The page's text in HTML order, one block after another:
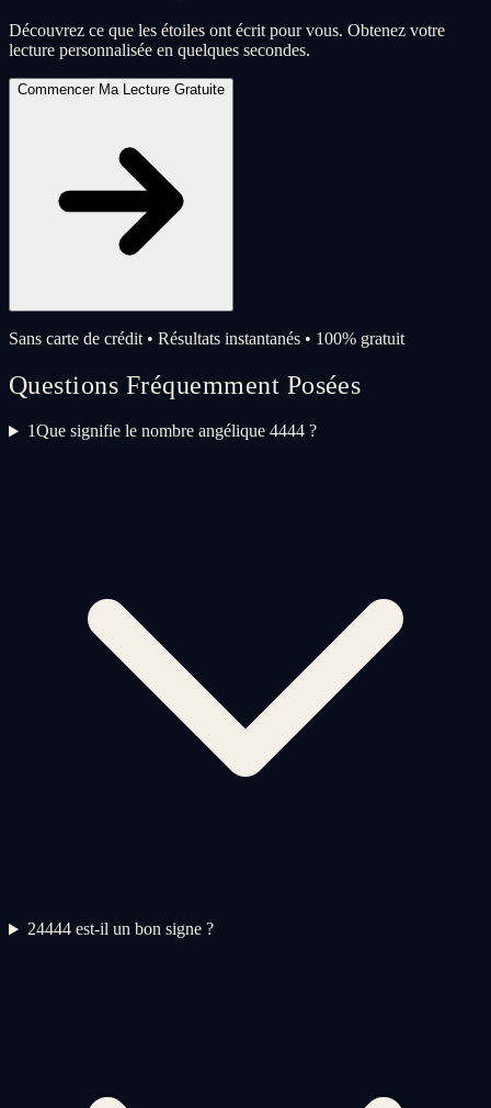
Découvrez ce que les étoiles ont écrit pour vous. Obtenez votre
lecture personnalisée en quelques secondes.
Commencer Ma Lecture Gratuite
Sans carte de crédit • Résultats instantanés • 100% gratuit
Questions Fréquemment Posées
1Que signifie le nombre angélique 4444 ?
24444 est-il un bon signe ?